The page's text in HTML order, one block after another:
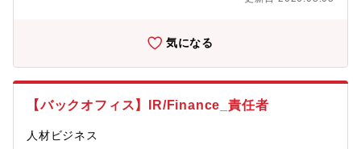
のコミット力、目標達成意欲が高い【キャリアパス】・1～2年
を率いるリーダーとして活躍・5年後には、サブマネージャーなど
ナリストとして専門性を極めたり、コンサルタントやエキスパー
い】ブランディングに関わるすべての領域を自社で担っているこ
気になる
【バックオフィス】IR/Finance_責任者
人材ビジネス